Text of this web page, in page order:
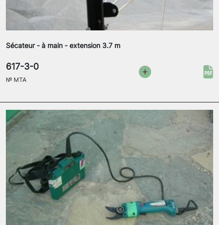
Sécateur - à main - extension 3.7 m
617-3-0
№ MTA